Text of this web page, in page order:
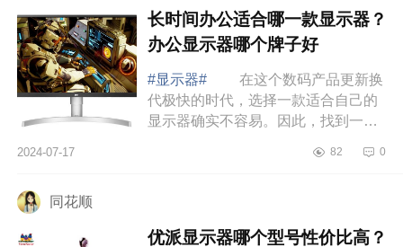
长时间办公适合哪一款显示器？
办公显示器哪个牌子好
#显示器#
在这个数码产品更新换
代极快的时代，选择一款适合自己的
显示器确实不容易。因此，找到一款
示器尤为重要。下面小编为大家介绍
2024-07-17 82 0
同花顺
优派显示器哪个型号性价比高？